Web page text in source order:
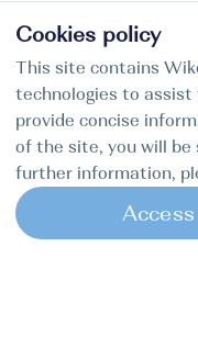
Cookies policy
This site contains
technologies to assist
provide concise
of the site, you will be
further information,
Access